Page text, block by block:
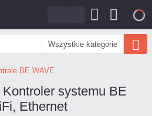
Wszystkie kategorie
BE WAVE
systemu BE
Ethernet